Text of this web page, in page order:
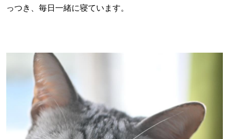
っつき、毎日一緒に寝ています。